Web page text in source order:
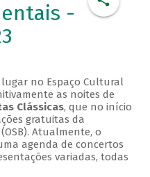
-
no Espaço Cultural
as noites de
Clássicas, que no início
gratuitas da
Atualmente, o
agenda de concertos
variadas, todas